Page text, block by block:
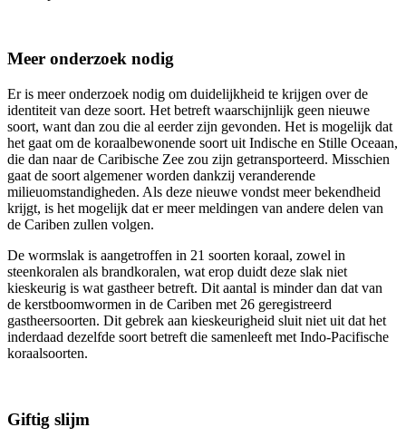
Meer onderzoek nodig
Er is meer onderzoek nodig om duidelijkheid te krijgen over de
identiteit van deze soort. Het betreft waarschijnlijk geen nieuwe
soort, want dan zou die al eerder zijn gevonden. Het is mogelijk dat
het gaat om de koraalbewonende soort uit Indische en Stille Oceaan,
die dan naar de Caribische Zee zou zijn getransporteerd. Misschien
gaat de soort algemener worden dankzij veranderende
milieuomstandigheden. Als deze nieuwe vondst meer bekendheid
krijgt, is het mogelijk dat er meer meldingen van andere delen van
de Cariben zullen volgen.
De wormslak is aangetroffen in 21 soorten koraal, zowel in
steenkoralen als brandkoralen, wat erop duidt deze slak niet
kieskeurig is wat gastheer betreft. Dit aantal is minder dan dat van
de kerstboomwormen in de Cariben met 26 geregistreerd
gastheersoorten. Dit gebrek aan kieskeurigheid sluit niet uit dat het
inderdaad dezelfde soort betreft die samenleeft met Indo-Pacifische
koraalsoorten.
Giftig slijm